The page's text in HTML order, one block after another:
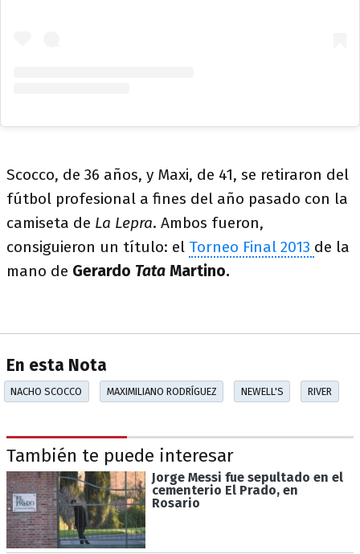
Scocco, de 36 años, y Maxi, de 41, se retiraron del
fútbol profesional a fines del año pasado con la
camiseta de La Lepra. Ambos fueron,
consiguieron un título: el Torneo Final 2013 de la
mano de Gerardo Tata Martino.
En esta Nota
NACHO SCOCCO MAXIMILIANO RODRÍGUEZ NEWELL'S RIVER
También te puede interesar
Jorge Messi fue sepultado en el
cementerio El Prado, en
Rosario